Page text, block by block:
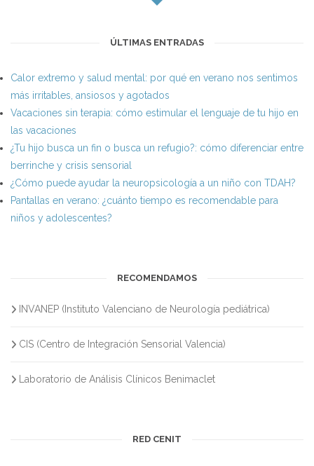
ÚLTIMAS ENTRADAS
Calor extremo y salud mental: por qué en verano nos sentimos
más irritables, ansiosos y agotados
Vacaciones sin terapia: cómo estimular el lenguaje de tu hijo en
las vacaciones
¿Tu hijo busca un fin o busca un refugio?: cómo diferenciar entre
berrinche y crisis sensorial
¿Cómo puede ayudar la neuropsicología a un niño con TDAH?
Pantallas en verano: ¿cuánto tiempo es recomendable para
niños y adolescentes?
RECOMENDAMOS
INVANEP (Instituto Valenciano de Neurología pediátrica)
CIS (Centro de Integración Sensorial Valencia)
Laboratorio de Análisis Clínicos Benimaclet
RED CENIT